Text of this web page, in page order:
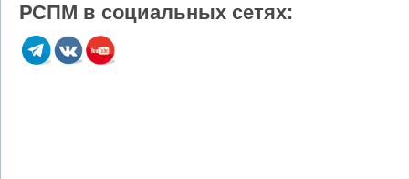
РСПМ в социальных сетях: